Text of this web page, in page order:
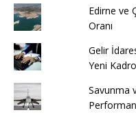
Edirne ve
Oranı
Gelir
Yeni
Savunma